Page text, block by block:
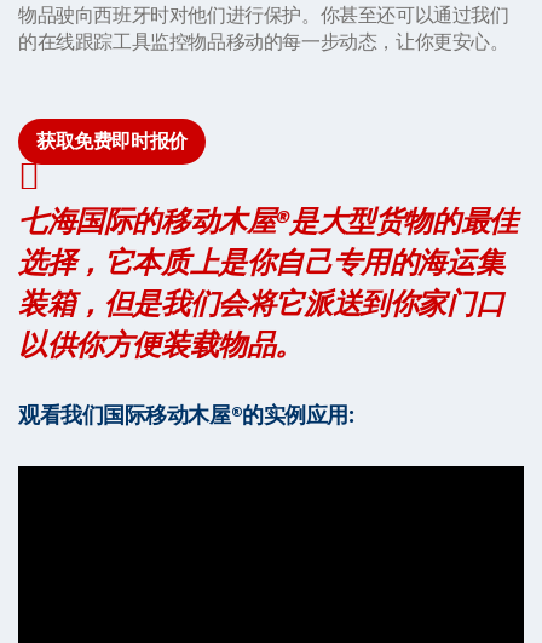
物品驶向西班牙时对他们进行保护。你甚至还可以通过我们
的在线跟踪工具监控物品移动的每一步动态，让你更安心。
获取免费即时报价
七海国际的移动木屋®是大型货物的最佳
选择，它本质上是你自己专用的海运集
装箱，但是我们会将它派送到你家门口
以供你方便装载物品。
观看我们国际移动木屋®的实例应用: